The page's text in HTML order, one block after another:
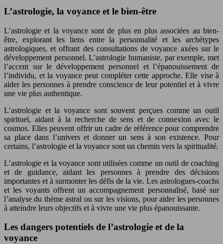
L’astrologie, la voyance et le bien-être
L’astrologie et la voyance sont de plus en plus associées au bien-
être, explorant les liens entre la personnalité et les archétypes
astrologiques, et offrant des consultations de voyance axées sur le
développement personnel. L’astrologie humaniste, par exemple, met
l’accent sur le développement personnel et l’épanouissement de
l’individu, et la voyance peut compléter cette approche. Elle vise à
aider les personnes à prendre conscience de leur potentiel et à vivre
une vie plus authentique.
L’astrologie et la voyance sont souvent perçues comme un outil
spirituel, aidant à la recherche de sens et de connexion avec le
cosmos. Elles peuvent offrir un cadre de référence pour comprendre
sa place dans l’univers et donner un sens à son existence. Pour
certains, l’astrologie et la voyance sont un chemin vers la spiritualité.
L’astrologie et la voyance sont utilisées comme un outil de coaching
et de guidance, aidant les personnes à prendre des décisions
importantes et à surmonter les défis de la vie. Les astrologues-coachs
et les voyants offrent un accompagnement personnalisé, basé sur
l’analyse du thème astral ou sur les visions, pour aider les personnes
à atteindre leurs objectifs et à vivre une vie plus épanouissante.
Les dangers potentiels de l’astrologie et de la
voyance